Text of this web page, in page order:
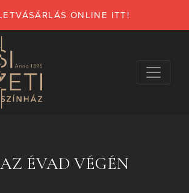
ONLINE ITT!
ÉVAD VÉGÉN